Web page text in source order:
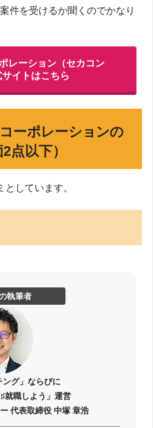
件を受けるか聞くのでかなり
レーション（セカコン
イトはこちら
ーポレーションの
点以下）
しています。
執筆者
ング」ならびに
就職しよう」運営
代表取締役 中塚 章浩